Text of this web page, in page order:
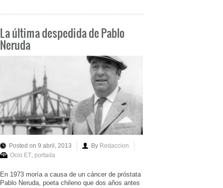
La última despedida de Pablo
Neruda
Posted on 9 abril, 2013 By Redaccion
Ocio ET, portada
En 1973 moría a causa de un cáncer de próstata
Pablo Neruda, poeta chileno que dos años antes